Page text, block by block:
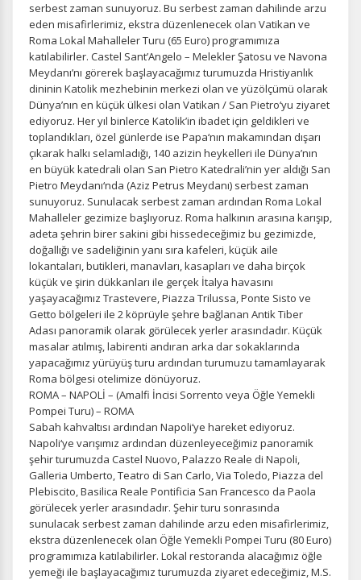
serbest zaman sunuyoruz. Bu serbest zaman dahilinde arzu
eden misafirlerimiz, ekstra düzenlenecek olan Vatikan ve
Roma Lokal Mahalleler Turu (65 Euro) programımıza
katılabilirler. Castel Sant’Angelo – Melekler Şatosu ve Navona
Meydanı’nı görerek başlayacağımız turumuzda Hristiyanlık
dininin Katolik mezhebinin merkezi olan ve yüzölçümü olarak
Dünya’nın en küçük ülkesi olan Vatikan / San Pietro‘yu ziyaret
ediyoruz. Her yıl binlerce Katolik’in ibadet için geldikleri ve
toplandıkları, özel günlerde ise Papa‘nın makamından dışarı
çıkarak halkı selamladığı, 140 azizin heykelleri ile Dünya’nın
en büyük katedrali olan San Pietro Katedrali’nin yer aldığı San
Pietro Meydanı‘nda (Aziz Petrus Meydanı) serbest zaman
sunuyoruz. Sunulacak serbest zaman ardından Roma Lokal
Mahalleler gezimize başlıyoruz. Roma halkının arasına karışıp,
adeta şehrin birer sakini gibi hissedeceğimiz bu gezimizde,
doğallığı ve sadeliğinin yanı sıra kafeleri, küçük aile
lokantaları, butikleri, manavları, kasapları ve daha birçok
küçük ve şirin dükkanları ile gerçek İtalya havasını
yaşayacağımız Trastevere, Piazza Trilussa, Ponte Sisto ve
Getto bölgeleri ile 2 köprüyle şehre bağlanan Antik Tiber
Adası panoramik olarak görülecek yerler arasındadır. Küçük
masalar atılmış, labirenti andıran arka dar sokaklarında
yapacağımız yürüyüş turu ardından turumuzu tamamlayarak
Roma bölgesi otelimize dönüyoruz.
ROMA – NAPOLİ – (Amalfi İncisi Sorrento veya Öğle Yemekli
Pompei Turu) – ROMA
Sabah kahvaltısı ardından Napoli‘ye hareket ediyoruz.
Napoli‘ye varışımız ardından düzenleyeceğimiz panoramik
şehir turumuzda Castel Nuovo, Palazzo Reale di Napoli,
Galleria Umberto, Teatro di San Carlo, Via Toledo, Piazza del
Plebiscito, Basilica Reale Pontificia San Francesco da Paola
görülecek yerler arasındadır. Şehir turu sonrasında
sunulacak serbest zaman dahilinde arzu eden misafirlerimiz,
ekstra düzenlenecek olan Öğle Yemekli Pompei Turu (80 Euro)
programımıza katılabilirler. Lokal restoranda alacağımız öğle
yemeği ile başlayacağımız turumuzda ziyaret edeceğimiz, M.S.